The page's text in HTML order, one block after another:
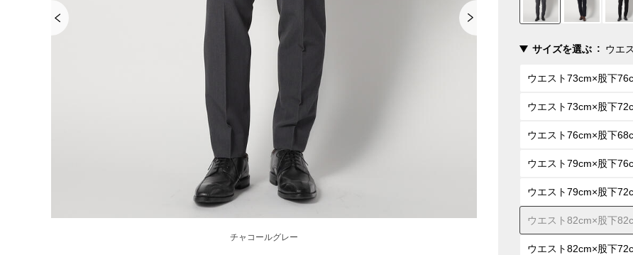
チャコールグレー
サイズを選ぶ ウエ
ウエスト73cm×股下
ウエスト73cm×股下
ウエスト76cm×股下
ウエスト79cm×股下
ウエスト79cm×股下
ウエスト82cm×股下
ウエスト82cm×股下